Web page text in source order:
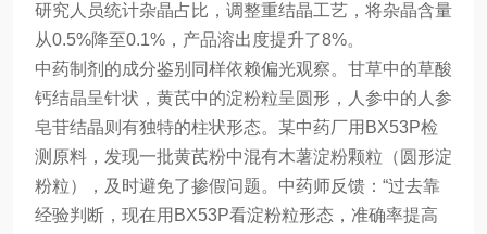
研究人员统计杂晶占比，调整重结晶工艺，将杂晶含量
从0.5%降至0.1%，产品溶出度提升了8%。
中药制剂的成分鉴别同样依赖偏光观察。甘草中的草酸
钙结晶呈针状，黄芪中的淀粉粒呈圆形，人参中的人参
皂苷结晶则有独特的柱状形态。某中药厂用BX53P检
测原料，发现一批黄芪粉中混有木薯淀粉颗粒（圆形淀
粉粒），及时避免了掺假问题。中药师反馈：“过去靠
经验判断，现在用BX53P看淀粉粒形态，准确率提高